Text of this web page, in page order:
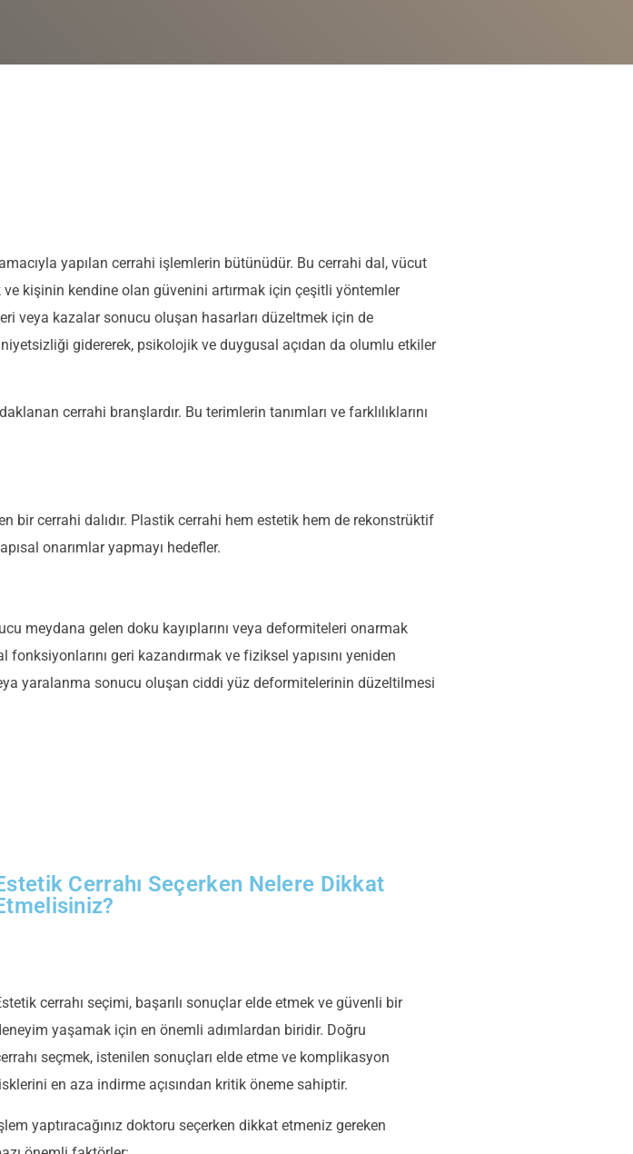
yapılan cerrahi işlemlerin bütünüdür. Bu cerrahi dal, vücut
kişinin kendine olan güvenini artırmak için çeşitli yöntemler
veya kazalar sonucu oluşan hasarları düzeltmek için de
gidererek, psikolojik ve duygusal açıdan da olumlu etkiler
cerrahi branşlardır. Bu terimlerin tanımları ve farklılıklarını
bir cerrahi dalıdır. Plastik cerrahi hem estetik hem de rekonstrüktif
onarımlar yapmayı hedefler.
meydana gelen doku kayıplarını veya deformiteleri onarmak
geri kazandırmak ve fiziksel yapısını yeniden
yaralanma sonucu oluşan ciddi yüz deformitelerinin düzeltilmesi
Cerrahı Seçerken Nelere Dikkat
cerrahı seçimi, başarılı sonuçlar elde etmek ve güvenli bir
yaşamak için en önemli adımlardan biridir. Doğru
seçmek, istenilen sonuçları elde etme ve komplikasyon
en aza indirme açısından kritik öneme sahiptir.
yaptıracağınız doktoru seçerken dikkat etmeniz gereken